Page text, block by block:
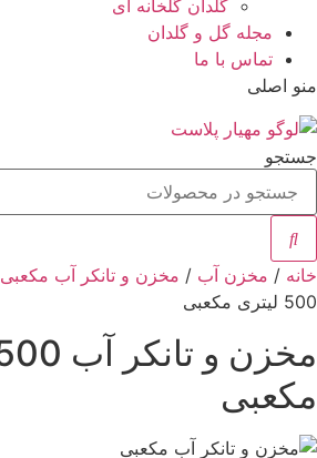
گلدان گلخانه ای
مجله گل و گلدان
تماس با ما
منو اصلی
جستجو
خانه / مخزن آب / مخزن و تانکر آب مکعبی
500 لیتری مکعبی
مکعبی